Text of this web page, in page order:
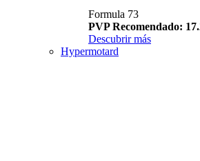
Formula 73
PVP Recomendado:
Descubrir más
Hypermotard